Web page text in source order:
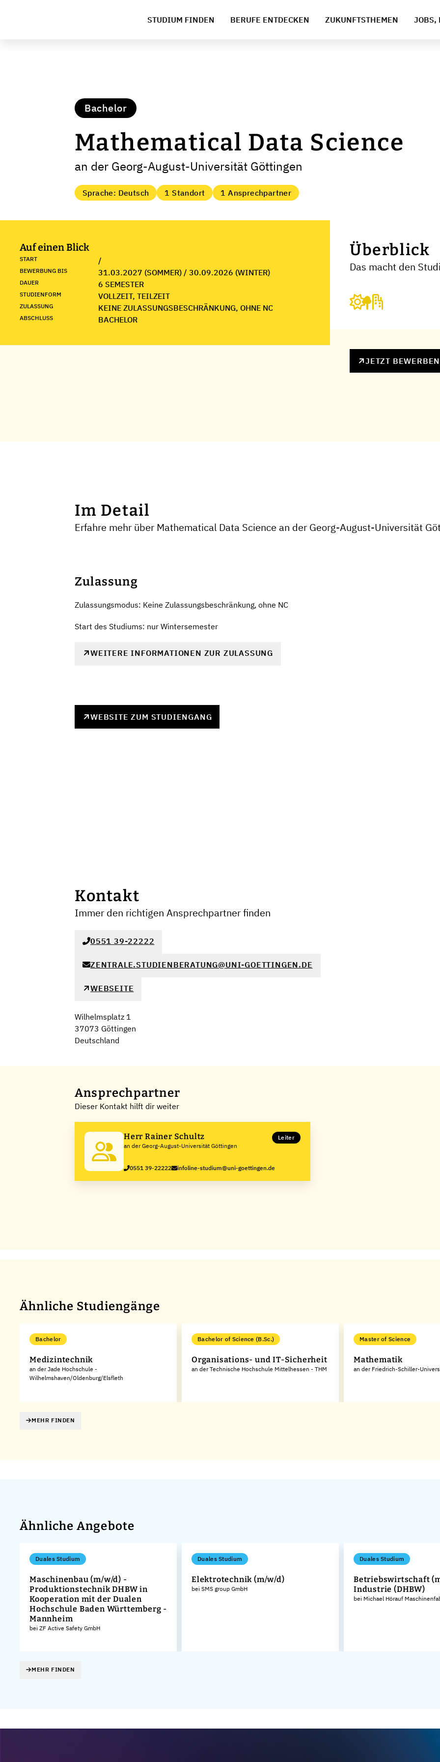
STUDIUM FINDEN BERUFE ENTDECKEN ZUKUNFTSTHEMEN JOBS,
Bachelor
Mathematical Data Science
an der Georg-August-Universität Göttingen
Sprache: Deutsch 1 Standort 1 Ansprechpartner
Auf einen Blick
START /
BEWERBUNG BIS 31.03.2027 (SOMMER) / 30.09.2026 (WINTER)
DAUER 6 SEMESTER
STUDIENFORM VOLLZEIT, TEILZEIT
ZULASSUNG KEINE ZULASSUNGSBESCHRÄNKUNG, OHNE NC
ABSCHLUSS BACHELOR
Überblick
Das macht den
JETZT BEWERBEN
Im Detail
Erfahre mehr über Mathematical Data Science an der Georg-August-Universität
Zulassung
Zulassungsmodus: Keine Zulassungsbeschränkung, ohne NC
Start des Studiums: nur Wintersemester
WEITERE INFORMATIONEN ZUR ZULASSUNG
WEBSITE ZUM STUDIENGANG
Kontakt
Immer den richtigen Ansprechpartner finden
0551 39-22222
ZENTRALE.STUDIENBERATUNG@UNI-GOETTINGEN.DE
WEBSEITE
Wilhelmsplatz 1
37073 Göttingen
Deutschland
Ansprechpartner
Dieser Kontakt hilft dir weiter
Herr Rainer Schultz
an der Georg-August-Universität Göttingen
Leiter
0551 39-22222 infoline-studium@uni-goettingen.de
Ähnliche Studiengänge
Bachelor
Medizintechnik
an der Jade Hochschule -
Wilhelmshaven/Oldenburg/Elsfleth
Bachelor of Science (B.Sc.)
Organisations- und IT-Sicherheit
an der Technische Hochschule Mittelhessen - THM
Master of Science
Mathematik
an der Friedrich-Schiller-
MEHR FINDEN
Ähnliche Angebote
Duales Studium
Maschinenbau (m/w/d) -
Produktionstechnik DHBW in
Kooperation mit der Dualen
Hochschule Baden Württemberg -
Mannheim
bei ZF Active Safety GmbH
Duales Studium
Elektrotechnik (m/w/d)
bei SMS group GmbH
Duales Studium
Betriebswirtschaft
Industrie (DHBW)
bei Michael Hörauf
MEHR FINDEN